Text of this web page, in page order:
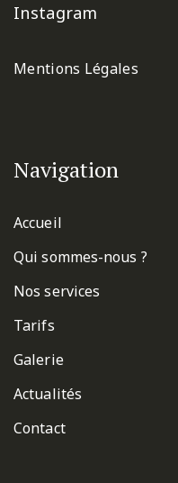
Instagram
Mentions Légales
Navigation
Accueil
Qui sommes-nous ?
Nos services
Tarifs
Galerie
Actualités
Contact